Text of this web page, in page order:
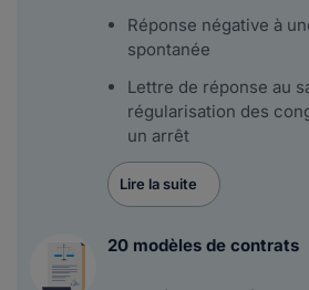
Réponse négative à
spontanée
Lettre de réponse au
régularisation des
un arrêt
Lire la suite
20 modèles de contrats